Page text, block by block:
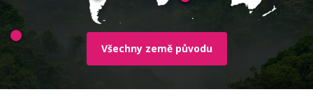
Millésime Chocolat Soklet
Všechny země původu